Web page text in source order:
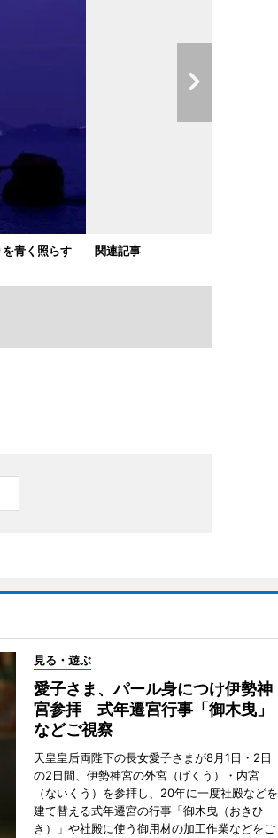
を青く照らす 関連記事
見る・遊ぶ
愛子さま、パール身につけ伊勢神
宮参拝 式年遷宮行事「御木曳」
などご視察
天皇皇后両陛下の長女愛子さまが8月1日・2日
の2日間、伊勢神宮の外宮（げくう）・内宮
（ないくう）を参拝し、20年に一度社殿などを
建て替える式年遷宮の行事「御木曳（おきひ
き）」や社殿に使う御用材の加工作業などをご